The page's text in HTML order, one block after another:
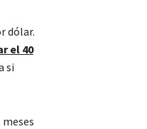
dólar.
el 40
si